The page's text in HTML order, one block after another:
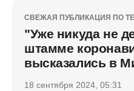
СВЕЖАЯ ПУБЛИКАЦИЯ ПО
"Уже никуда не
штамме
высказались в
18 сентября 2024, 05:31